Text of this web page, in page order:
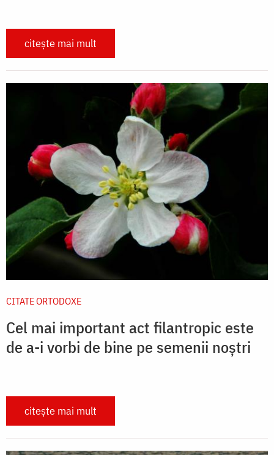
citește mai mult
CITATE ORTODOXE
Cel mai important act filantropic este
de a-i vorbi de bine pe semenii noștri
citește mai mult